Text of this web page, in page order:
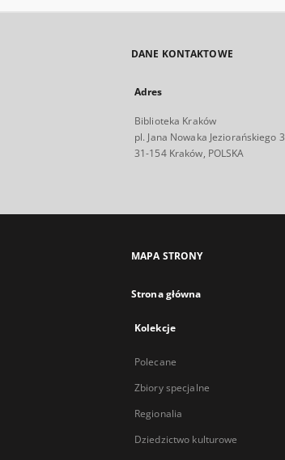
DANE KONTAKTOWE
Adres
Biblioteka Kraków
pl. Jana Nowaka Jeziorańskiego 3
31-154 Kraków, POLSKA
MAPA STRONY
Strona główna
Kolekcje
Polecane
Zbiory specjalne
Regionalia
Dziedzictwo kulturowe